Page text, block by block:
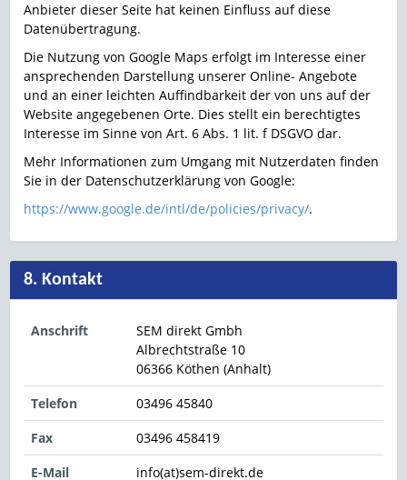
Anbieter dieser Seite hat keinen Einfluss auf diese
Datenübertragung.
Die Nutzung von Google Maps erfolgt im Interesse einer
ansprechenden Darstellung unserer Online- Angebote
und an einer leichten Auffindbarkeit der von uns auf der
Website angegebenen Orte. Dies stellt ein berechtigtes
Interesse im Sinne von Art. 6 Abs. 1 lit. f DSGVO dar.
Mehr Informationen zum Umgang mit Nutzerdaten finden
Sie in der Datenschutzerklärung von Google:
https://www.google.de/intl/de/policies/privacy/.
8. Kontakt
Anschrift
SEM direkt Gmbh
Albrechtstraße 10
06366 Köthen (Anhalt)
Telefon
03496 45840
Fax
03496 458419
E-Mail
info(at)sem-direkt.de